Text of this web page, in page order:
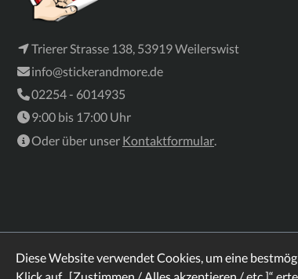
Trierer Strasse 138, 53919 Weilerswist
info@stickerandmore.de
02254 - 6014935
9:00 bis 17:00 Uhr
Oder über unser Kontaktformular.
Diese Website verwendet Cookies, um eine